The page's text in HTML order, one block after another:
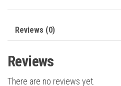
Reviews (0)
Reviews
There are no reviews yet.